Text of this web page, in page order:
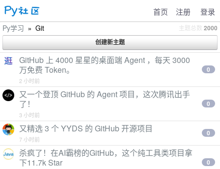
首页 注册 登录
主题总数 2000
Py学习 » Git
GitHub 上 4000 星星的桌面端 Agent ，每天 3000
万免费 Token。
2 小时前
0
又一个登顶 GitHub 的 Agent 项目，这次腾讯出手
了！
3 小时前
0
又精选 3 个 YYDS 的 GitHub 开源项目
7 小时前
0
杀疯了！在AI霸榜的GitHub，这个纯工具类项目拿
下11.7k Star
0